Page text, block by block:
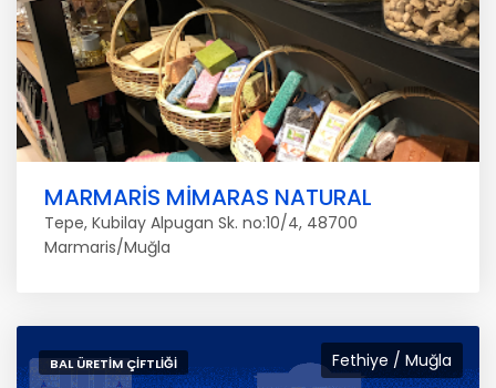
MARMARİS MİMARAS NATURAL
Tepe, Kubilay Alpugan Sk. no:10/4, 48700
Marmaris/Muğla
Fethiye / Muğla
BAL ÜRETIM ÇIFTLIĞI